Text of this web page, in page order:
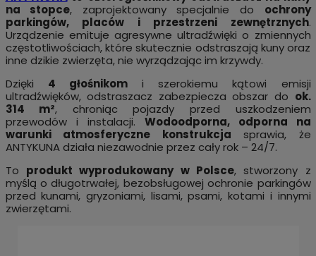
na stopce, zaprojektowany specjalnie do ochrony
parkingów, placów i przestrzeni zewnętrznych.
Urządzenie emituje agresywne ultradźwięki o zmiennych
częstotliwościach, które skutecznie odstraszają kuny oraz
inne dzikie zwierzęta, nie wyrządzając im krzywdy.
Dzięki 4 głośnikomi szerokiemu kątowi emisji
ultradźwięków, odstraszacz zabezpiecza obszar do ok.
314 m², chroniąc pojazdy przed uszkodzeniem
przewodów i instalacji. Wodoodporna, odporna na
warunki atmosferyczne konstrukcja sprawia, że
ANTYKUNA działa niezawodnie przez cały rok – 24/7.
To produkt wyprodukowany w Polsce, stworzony z
myślą o długotrwałej, bezobsługowej ochronie parkingów
przed kunami, gryzoniami, lisami, psami, kotami i innymi
zwierzętami.